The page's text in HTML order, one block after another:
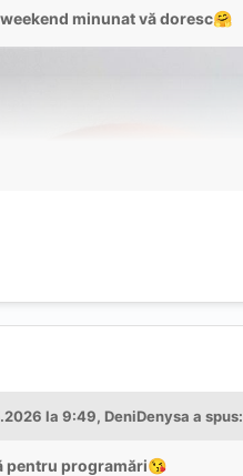
minunat vă doresc🤗
la 9:49, DeniDenysa a spus:
pentru programări😘